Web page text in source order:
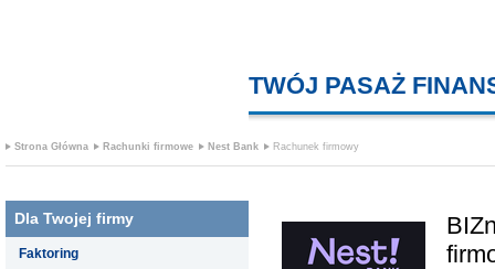
TWÓJ PASAŻ
Strona Główna Rachunki firmowe Nest Bank Rachunek firmowy
Dla Twojej firmy
Faktoring